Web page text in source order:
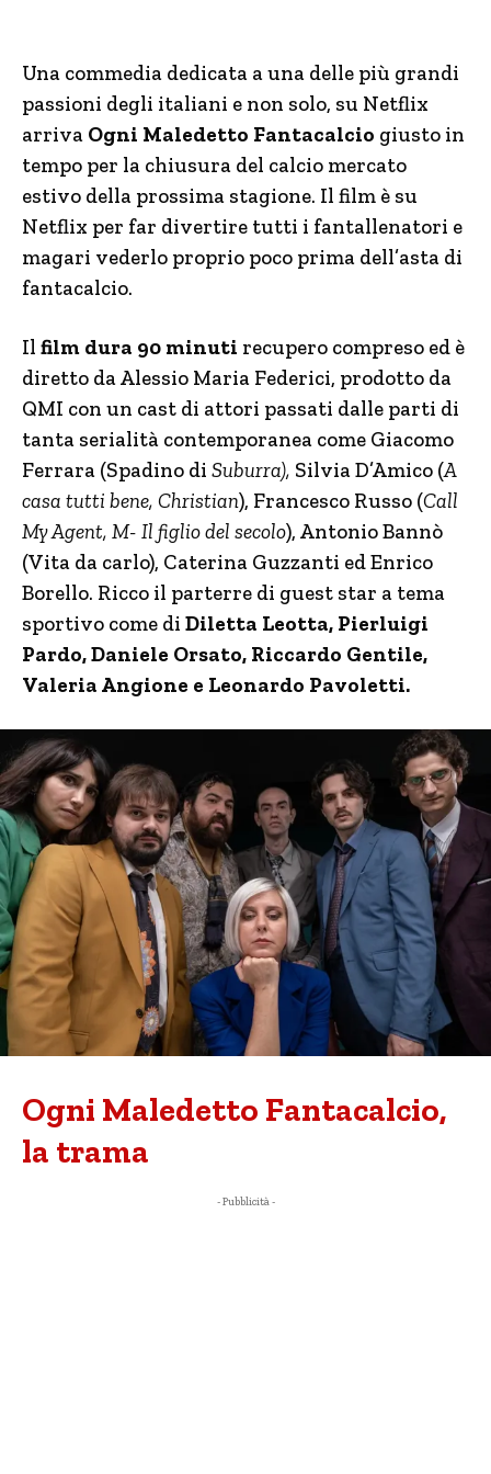
Una commedia dedicata a una delle più grandi
passioni degli italiani e non solo, su Netflix
arriva Ogni Maledetto Fantacalcio giusto in
tempo per la chiusura del calcio mercato
estivo della prossima stagione. Il film è su
Netflix per far divertire tutti i fantallenatori e
magari vederlo proprio poco prima dell’asta di
fantacalcio.
Il film dura 90 minuti recupero compreso ed è
diretto da Alessio Maria Federici, prodotto da
QMI con un cast di attori passati dalle parti di
tanta serialità contemporanea come Giacomo
Ferrara (Spadino di Suburra), Silvia D’Amico (A
casa tutti bene, Christian), Francesco Russo (Call
My Agent, M- Il figlio del secolo), Antonio Bannò
(Vita da carlo), Caterina Guzzanti ed Enrico
Borello. Ricco il parterre di guest star a tema
sportivo come di Diletta Leotta, Pierluigi
Pardo, Daniele Orsato, Riccardo Gentile,
Valeria Angione e Leonardo Pavoletti.
Ogni Maledetto Fantacalcio,
la trama
- Pubblicità -